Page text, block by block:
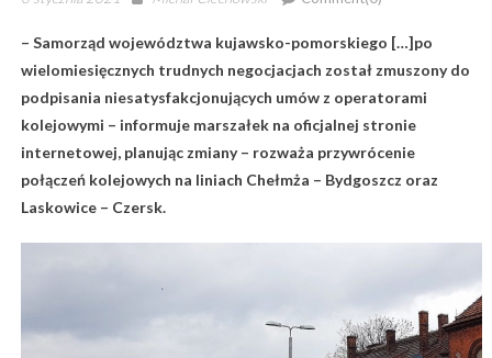
– Samorząd województwa kujawsko-pomorskiego […]po
wielomiesięcznych trudnych negocjacjach został zmuszony do
podpisania niesatysfakcjonujących umów z operatorami
kolejowymi – informuje marszałek na oficjalnej stronie
internetowej, planując zmiany – rozważa przywrócenie
połączeń kolejowych na liniach Chełmża – Bydgoszcz oraz
Laskowice – Czersk.